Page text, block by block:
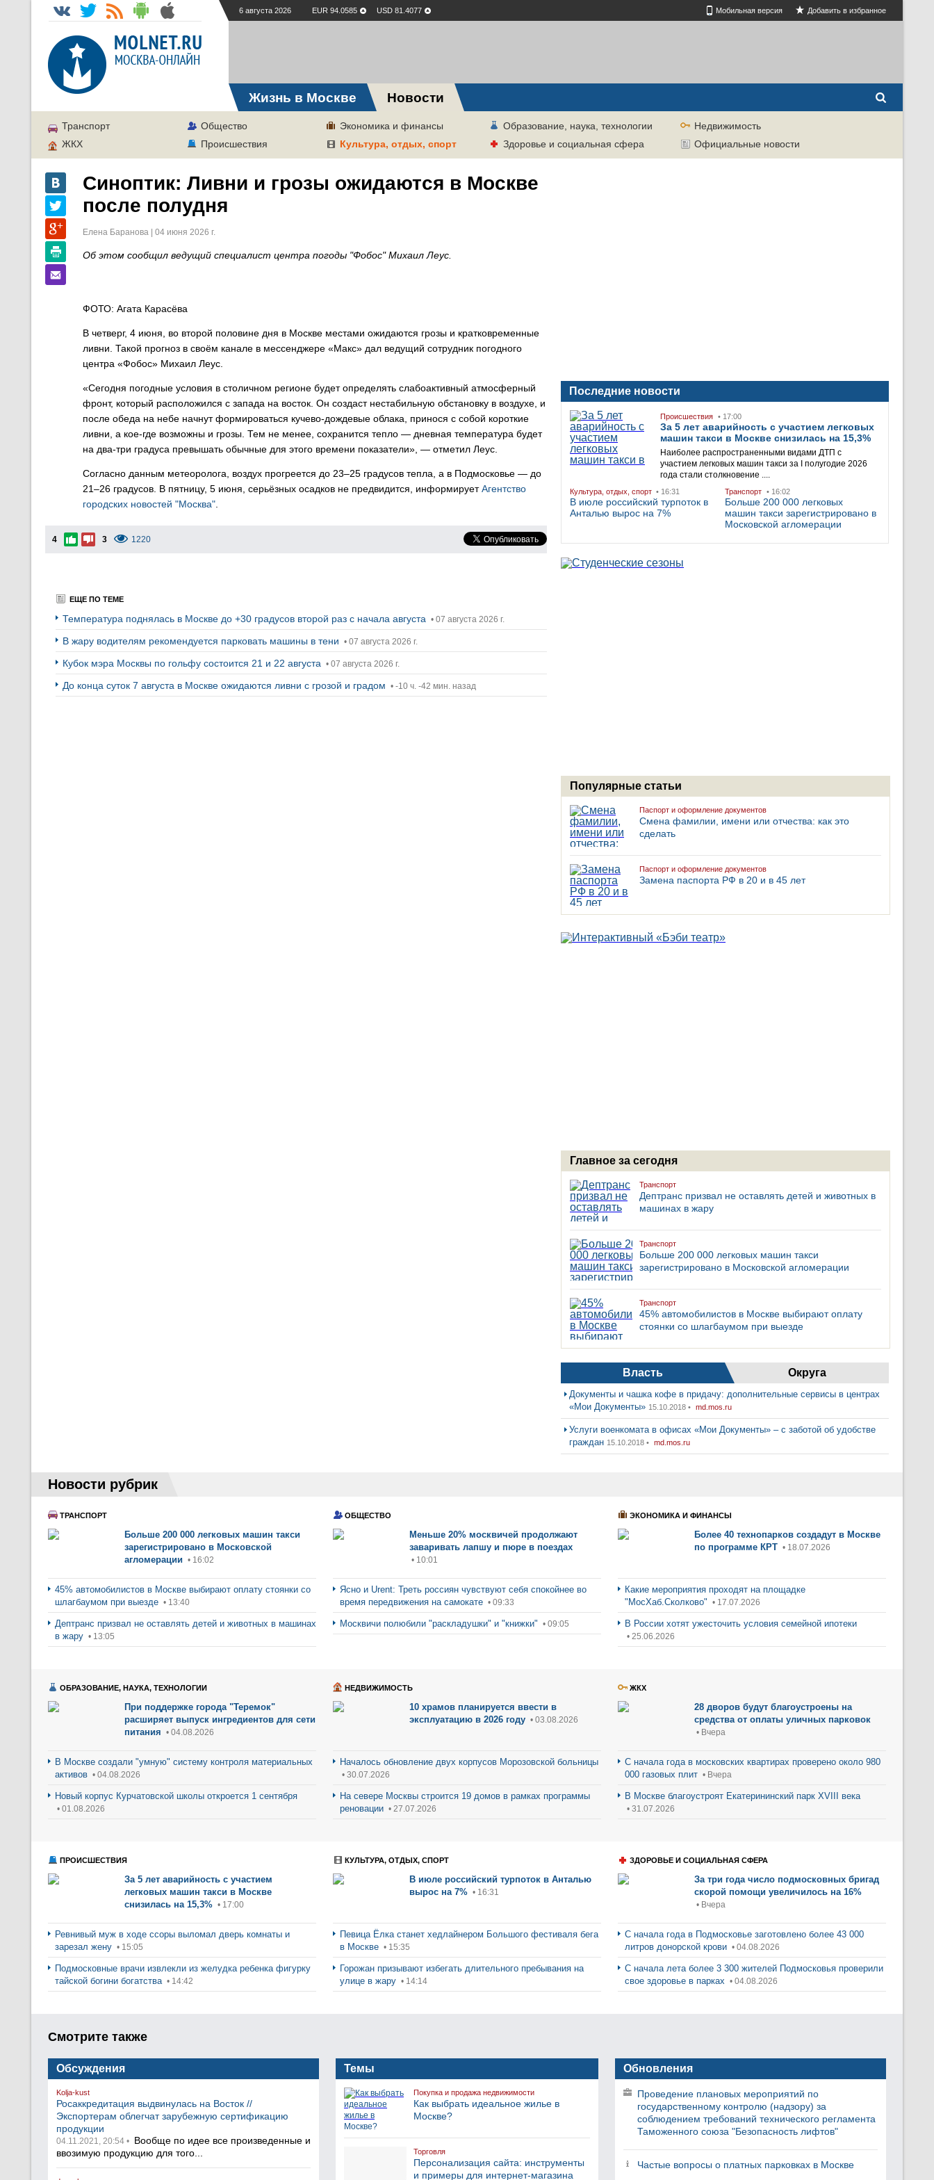
6 августа 2026 EUR 94.0585 USD 81.4077 Мобильная версия Добавить в избранное
Жизнь в Москве Новости
Транспорт Общество Экономика и финансы Образование, наука, технологии
Недвижимость
ЖКХ
Происшествия Культура, отдых, спорт Здоровье и социальная сфера Официальные новости
Синоптик: Ливни и грозы ожидаются в Москве
после полудня
Елена Баранова | 04 июня 2026 г.
Об этом сообщил ведущий специалист центра погоды "Фобос" Михаил Леус.
ФОТО: Агата Карасёва
В четверг, 4 июня, во второй половине дня в Москве местами ожидаются грозы и кратковременные
ливни. Такой прогноз в своём канале в мессенджере «Макс» дал ведущий сотрудник погодного
центра «Фобос» Михаил Леус.
«Сегодня погодные условия в столичном регионе будет определять слабоактивный атмосферный
фронт, который расположился с запада на восток. Он создаст нестабильную обстановку в воздухе, и
после обеда на небе начнут формироваться кучево-дождевые облака, принося с собой короткие
ливни, а кое-где возможны и грозы. Тем не менее, сохранится тепло — дневная температура будет
на два-три градуса превышать обычные для этого времени показатели», — отметил Леус.
Согласно данным метеоролога, воздух прогреется до 23–25 градусов тепла, а в Подмосковье — до
21–26 градусов. В пятницу, 5 июня, серьёзных осадков не предвидится, информируетАгентство
городских новостей "Москва"
4 3 1220
ЕЩЕ ПО ТЕМЕ
Температура поднялась в Москве до +30 градусов второй раз с начала августа • 07 августа 2026 г.
В жару водителям рекомендуется парковать машины в тени • 07 августа 2026 г.
Кубок мэра Москвы по гольфу состоится 21 и 22 августа • 07 августа 2026 г.
До конца суток 7 августа в Москве ожидаются ливни с грозой и градом • -10 ч. -42 мин. назад
Последние новости
Происшествия • 17:00
За 5 лет аварийность с участием легковых
машин такси в Москве снизилась на 15,3%
Наиболее распространенными видами ДТП с
участием легковых машин такси за I полугодие 2026
года стали столкновение ....
Культура, отдых, спорт • 16:31
В июле российский турпоток в
Анталью вырос на 7%
Транспорт • 16:02
Больше 200 000 легковых
машин такси зарегистрировано в
Московской агломерации
Популярные статьи
Паспорт и оформление документов
Смена фамилии, имени или отчества: как это
сделать
Паспорт и оформление документов
Замена паспорта РФ в 20 и в 45 лет
Главное за сегодня
Транспорт
Дептранс призвал не оставлять детей и животных в
машинах в жару
Транспорт
Больше 200 000 легковых машин такси
зарегистрировано в Московской агломерации
Транспорт
45% автомобилистов в Москве выбирают оплату
стоянки со шлагбаумом при выезде
Власть Округа
Документы и чашка кофе в придачу: дополнительные сервисы в центрах
«Мои Документы» 15.10.2018 • md.mos.ru
Услуги военкомата в офисах «Мои Документы» – с заботой об удобстве
граждан 15.10.2018 • md.mos.ru
Новости рубрик
ТРАНСПОРТ
Больше 200 000 легковых машин такси
зарегистрировано в Московской
агломерации • 16:02
45% автомобилистов в Москве выбирают оплату стоянки со
шлагбаумом при выезде • 13:40
Дептранс призвал не оставлять детей и животных в машинах
в жару • 13:05
ОБЩЕСТВО
Меньше 20% москвичей продолжают
заваривать лапшу и пюре в поездах
• 10:01
Ясно и Urent: Треть россиян чувствуют себя спокойнее во
время передвижения на самокате • 09:33
Москвичи полюбили "раскладушки" и "книжки" • 09:05
ЭКОНОМИКА И ФИНАНСЫ
Более 40 технопарков создадут в Москве
по программе КРТ • 18.07.2026
Какие мероприятия проходят на площадке
"МосХаб.Сколково" • 17.07.2026
В России хотят ужесточить условия семейной ипотеки
• 25.06.2026
ОБРАЗОВАНИЕ, НАУКА, ТЕХНОЛОГИИ
При поддержке города "Теремок"
расширяет выпуск ингредиентов для сети
питания • 04.08.2026
В Москве создали "умную" систему контроля материальных
активов • 04.08.2026
Новый корпус Курчатовской школы откроется 1 сентября
• 01.08.2026
НЕДВИЖИМОСТЬ
10 храмов планируется ввести в
эксплуатацию в 2026 году • 03.08.2026
Началось обновление двух корпусов Морозовской больницы
• 30.07.2026
На севере Москвы строится 19 домов в рамках программы
реновации • 27.07.2026
ЖКХ
28 дворов будут благоустроены на
средства от оплаты уличных парковок
• Вчера
С начала года в московских квартирах проверено около 980
000 газовых плит • Вчера
В Москве благоустроят Екатерининский парк XVIII века
• 31.07.2026
ПРОИСШЕСТВИЯ
За 5 лет аварийность с участием
легковых машин такси в Москве
снизилась на 15,3% • 17:00
Ревнивый муж в ходе ссоры выломал дверь комнаты и
зарезал жену • 15:05
Подмосковные врачи извлекли из желудка ребенка фигурку
тайской богини богатства • 14:42
КУЛЬТУРА, ОТДЫХ, СПОРТ
В июле российский турпоток в Анталью
вырос на 7% • 16:31
Певица Ёлка станет хедлайнером Большого фестиваля бега
в Москве • 15:35
Горожан призывают избегать длительного пребывания на
улице в жару • 14:14
ЗДОРОВЬЕ И СОЦИАЛЬНАЯ СФЕРА
За три года число подмосковных бригад
скорой помощи увеличилось на 16%
• Вчера
С начала года в Подмосковье заготовлено более 43 000
литров донорской крови • 04.08.2026
С начала лета более 3 300 жителей Подмосковья проверили
свое здоровье в парках • 04.08.2026
Смотрите также
Обсуждения
Kolja-kust
Росаккредитация выдвинулась на Восток //
Экспортерам облегчат зарубежную сертификацию
продукции
04.11.2021, 20:54 • Вообще по идее все произведенные и
ввозимую продукцию для того...
Темы
Покупка и продажа недвижимости
Как выбрать идеальное жилье в
Москве?
Торговля
Персонализация сайта: инструменты
и примеры для интернет-магазина
Обновления
Проведение плановых мероприятий по
государственному контролю (надзору) за
соблюдением требований технического регламента
Таможенного союза "Безопасность лифтов"
Частые вопросы о платных парковках в Москве